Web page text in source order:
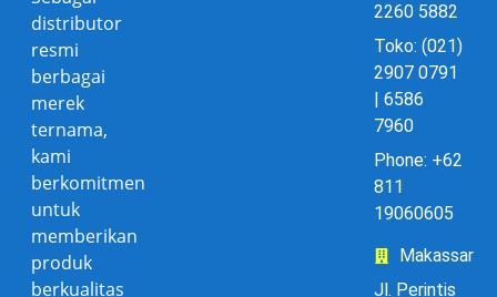
distributor
resmi
berbagai
merek
ternama,
kami
berkomitmen
untuk
memberikan
produk
berkualitas
2260 5882
Toko: (021)
2907 0791
| 6586
7960
Phone: +62
811
19060605
Makassar
Jl. Perintis